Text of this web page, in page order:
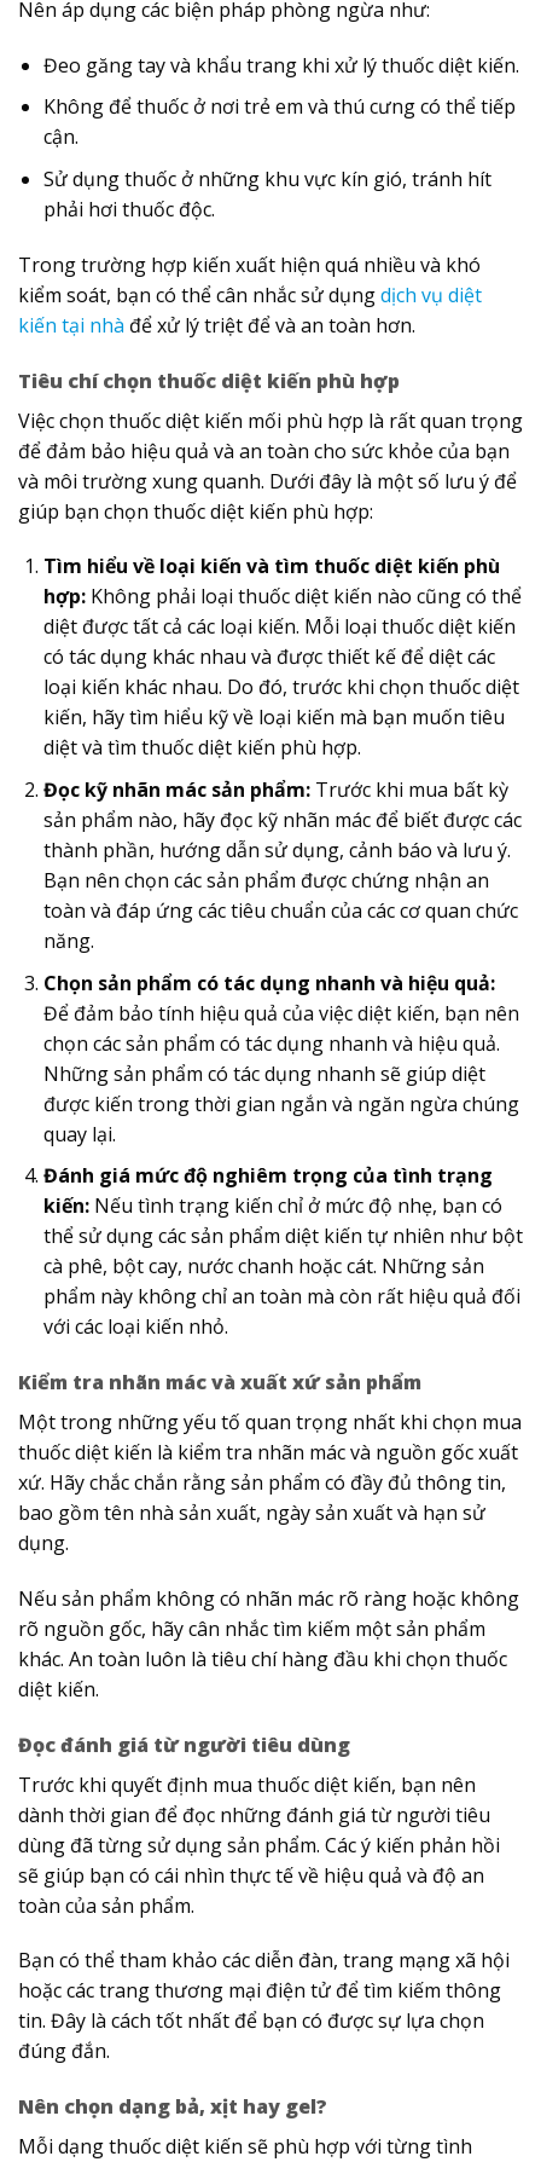
Nên áp dụng các biện pháp phòng ngừa như:
Đeo găng tay và khẩu trang khi xử lý thuốc diệt kiến.
Không để thuốc ở nơi trẻ em và thú cưng có thể tiếp
cận.
Sử dụng thuốc ở những khu vực kín gió, tránh hít
phải hơi thuốc độc.
Trong trường hợp kiến xuất hiện quá nhiều và khó
kiểm soát, bạn có thể cân nhắc sử dụngdịch vụ diệt
kiến tại nhà để xử lý triệt để và an toàn hơn.
Tiêu chí chọn thuốc diệt kiến phù hợp
Việc chọn thuốc diệt kiến mối phù hợp là rất quan trọng
để đảm bảo hiệu quả và an toàn cho sức khỏe của bạn
và môi trường xung quanh. Dưới đây là một số lưu ý để
giúp bạn chọn thuốc diệt kiến phù hợp:
Tìm hiểu về loại kiến và tìm thuốc diệt kiến phù
hợp:Không phải loại thuốc diệt kiến nào cũng có thể
diệt được tất cả các loại kiến. Mỗi loại thuốc diệt kiến
có tác dụng khác nhau và được thiết kế để diệt các
loại kiến khác nhau. Do đó, trước khi chọn thuốc diệt
kiến, hãy tìm hiểu kỹ về loại kiến mà bạn muốn tiêu
diệt và tìm thuốc diệt kiến phù hợp.
Đọc kỹ nhãn mác sản phẩm: Trước khi mua bất kỳ
sản phẩm nào, hãy đọc kỹ nhãn mác để biết được các
thành phần, hướng dẫn sử dụng, cảnh báo và lưu ý.
Bạn nên chọn các sản phẩm được chứng nhận an
toàn và đáp ứng các tiêu chuẩn của các cơ quan chức
năng.
Chọn sản phẩm có tác dụng nhanh và hiệu quả:
Để đảm bảo tính hiệu quả của việc diệt kiến, bạn nên
chọn các sản phẩm có tác dụng nhanh và hiệu quả.
Những sản phẩm có tác dụng nhanh sẽ giúp diệt
được kiến trong thời gian ngắn và ngăn ngừa chúng
quay lại.
Đánh giá mức độ nghiêm trọng của tình trạng
kiến:Nếu tình trạng kiến chỉ ở mức độ nhẹ, bạn có
thể sử dụng các sản phẩm diệt kiến tự nhiên như bột
cà phê, bột cay, nước chanh hoặc cát. Những sản
phẩm này không chỉ an toàn mà còn rất hiệu quả đối
với các loại kiến nhỏ.
Kiểm tra nhãn mác và xuất xứ sản phẩm
Một trong những yếu tố quan trọng nhất khi chọn mua
thuốc diệt kiến là kiểm tra nhãn mác và nguồn gốc xuất
xứ. Hãy chắc chắn rằng sản phẩm có đầy đủ thông tin,
bao gồm tên nhà sản xuất, ngày sản xuất và hạn sử
dụng.
Nếu sản phẩm không có nhãn mác rõ ràng hoặc không
rõ nguồn gốc, hãy cân nhắc tìm kiếm một sản phẩm
khác. An toàn luôn là tiêu chí hàng đầu khi chọn thuốc
diệt kiến.
Đọc đánh giá từ người tiêu dùng
Trước khi quyết định mua thuốc diệt kiến, bạn nên
dành thời gian để đọc những đánh giá từ người tiêu
dùng đã từng sử dụng sản phẩm. Các ý kiến phản hồi
sẽ giúp bạn có cái nhìn thực tế về hiệu quả và độ an
toàn của sản phẩm.
Bạn có thể tham khảo các diễn đàn, trang mạng xã hội
hoặc các trang thương mại điện tử để tìm kiếm thông
tin. Đây là cách tốt nhất để bạn có được sự lựa chọn
đúng đắn.
Nên chọn dạng bả, xịt hay gel?
Mỗi dạng thuốc diệt kiến sẽ phù hợp với từng tình